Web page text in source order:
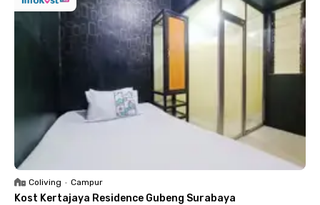
Coliving • Campur
Kost Kertajaya Residence Gubeng Surabaya